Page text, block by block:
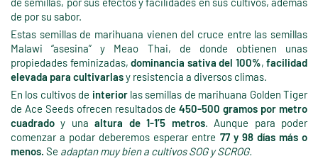
de por su sabor.
Estas semillas de marihuana vienen del cruce entre las semillas
Malawi “asesina” y Meao Thai, de donde obtienen unas
propiedades feminizadas, dominancia sativa del 100%, facilidad
elevada para cultivarlasy resistencia a diversos climas.
En los cultivos de interiorlas semillas de marihuana Golden Tiger
de Ace Seeds ofrecen resultados de450-500 gramos por metro
cuadrado y unaaltura de 1-1’5 metros. Aunque para poder
comenzar a podar deberemos esperar entre 77 y 98 días más o
menos. Se adaptan muy bien a cultivos SOG y SCROG.